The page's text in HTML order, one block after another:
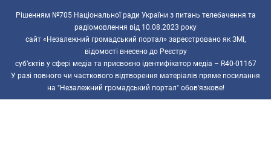
Рішенням №705 Національної ради України з питань телебачення та
радіомовлення від 10.08.2023 року
сайт «Незалежний громадський портал» зареєстровано як ЗМІ,
відомості внесено до Реєстру
суб’єктів у сфері медіа та присвоєно ідентифікатор медіа – R40-01167
У разі повного чи часткового відтворення матеріалів пряме посилання
на "Незалежний громадський портал" обов'язкове!